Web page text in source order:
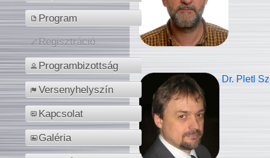
Program
Regisztráció
Programbizottság
Versenyhelyszín
Kapcsolat
Galéria
Dr. Pletl